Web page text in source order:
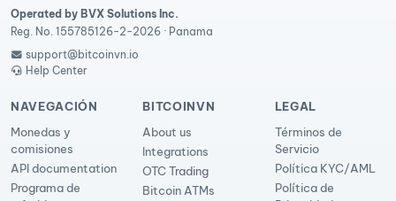
Operated by BVX Solutions Inc.
Reg. No. 155785126-2-2026 · Panama
support@bitcoinvn.io
Help Center
NAVEGACIÓN
Monedas y
comisiones
API documentation
Programa de
BITCOINVN
About us
Integrations
OTC Trading
Bitcoin ATMs
LEGAL
Términos de
Servicio
Política KYC/AML
Política de